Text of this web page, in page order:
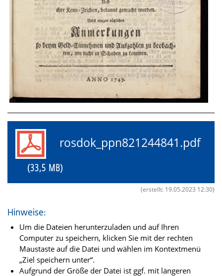
rosdok_ppn821244841.pdf
(33,5 MB)
(erstellt: 19.05.2023 12:30)
Hinweise:
Um die Dateien herunterzuladen und auf Ihren
Computer zu speichern, klicken Sie mit der rechten
Maustaste auf die Datei und wählen im Kontextmenü
„Ziel speichern unter“.
Aufgrund der Größe der Datei ist ggf. mit längeren